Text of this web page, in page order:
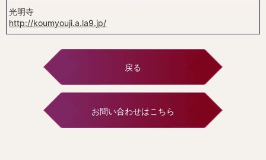
光明寺
http://koumyouji.a.la9.jp/
戻る
お問い合わせはこちら